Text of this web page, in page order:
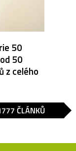
50
50
z celého
ČLÁNKŮ